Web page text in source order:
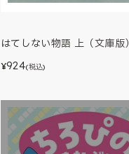
はてしない物語 上（文庫版
¥924(税込)